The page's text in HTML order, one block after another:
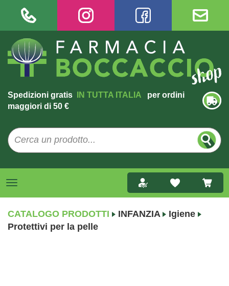
Spedizioni gratis IN TUTTA ITALIA
per ordini
maggiori di 50 €
CATALOGO PRODOTTI INFANZIA
Igiene
Protettivi per la pelle